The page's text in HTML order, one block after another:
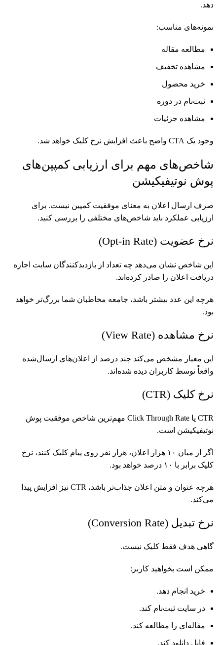
دهد.
نمونه‌های مناسب:
مطالعه مقاله
مشاهده تخفیف
خرید محصول
ثبت‌نام در دوره
مشاهده جزئیات
وجود یک CTA واضح باعث افزایش نرخ کلیک خواهد شد.
شاخص‌های مهم برای ارزیابی کمپین‌های
پوش نوتیفیکیشن
صرف ارسال اعلان به معنای موفقیت کمپین نیست. برای
ارزیابی عملکرد باید شاخص‌های مختلفی را بررسی کنید.
نرخ عضویت (Opt-in Rate)
این شاخص نشان می‌دهد چه تعداد از بازدیدکنندگان سایت اجازه
دریافت اعلان را صادر کرده‌اند.
هرچه این عدد بیشتر باشد، جامعه مخاطبان شما بزرگ‌تر خواهد
بود.
نرخ مشاهده (View Rate)
این معیار مشخص می‌کند چند درصد از اعلان‌های ارسال‌شده
واقعاً توسط کاربران دیده شده‌اند.
نرخ کلیک (CTR)
CTR یا Click Through Rate مهم‌ترین شاخص موفقیت پوش
نوتیفیکیشن است.
اگر از میان ۱۰ هزار اعلان، هزار نفر روی پیام کلیک کنند، نرخ
کلیک برابر با ۱۰ درصد خواهد بود.
هرچه عنوان و متن اعلان جذاب‌تر باشد، CTR نیز افزایش پیدا
می‌کند.
نرخ تبدیل (Conversion Rate)
گاهی هدف فقط کلیک نیست.
ممکن است بخواهید کاربر:
خرید انجام دهد.
در سایت ثبت‌نام کند.
مقاله‌ای را مطالعه کند.
فایل دانلود کند.